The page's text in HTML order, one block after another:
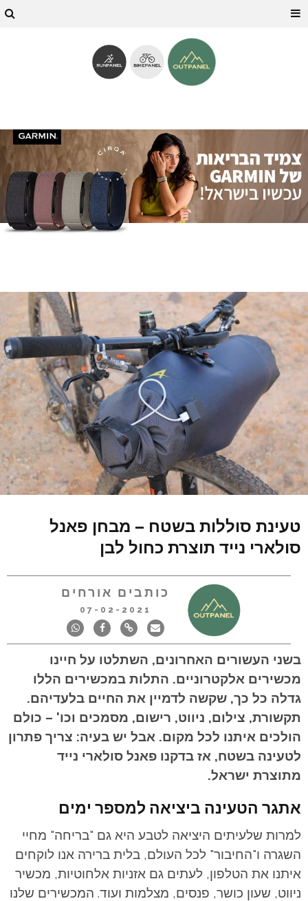
טעינת סוללות בשטח – מבחן פאנל
סולארי נייד תוצרת כחול לבן
כותבים אורחים
07-02-2021
בשני העשורים האחרונים, השתלטו על חיינו
מכשירים אלקטרוניים. התלות במכשירים הללו
גדלה כל כך, שקשה לדמיין את החיים בלעדיהם.
תקשורת, צילום, ניווט, רישום, מסמכים וכו' – כולם
הולכים איתנו לכל מקום. אבל יש בעיה: צריך פתרון
לטעינה בשטח, אז בדקנו פאנל סולארי נייד
מתוצרת ישראל.
אתגר הטעינה ביציאה למספר ימים
למרות שלעיתים היציאה לטבע היא גם "בריחה" מחיי
השגרה ו"החיבור" לכל העולם, בלית ברירה אנו לוקחים
איתנו את הטלפון, לעתים גם אזניות אלחוטיות, מכשיר
ניווט, שעון כושר, פנסים, מצלמות ועוד. המכשירים שלנו